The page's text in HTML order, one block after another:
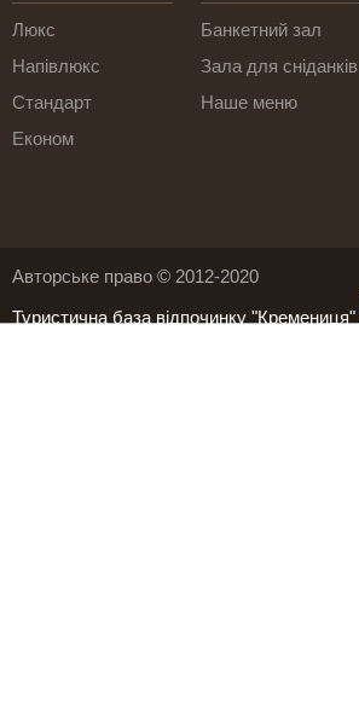
Люкс
Напівлюкс
Стандарт
Економ
Банкетний зал
Зала для сніданків
Наше меню
Авторське право © 2012-2020
Туристична база відпочинку "Кремениця"